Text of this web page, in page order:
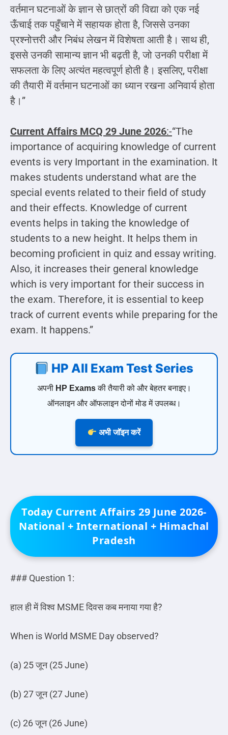
वर्तमान घटनाओं के ज्ञान से छात्रों की विद्या को एक नई
ऊँचाई तक पहुँचाने में सहायक होता है, जिससे उनका
प्रश्नोत्तरी और निबंध लेखन में विशेषता आती है। साथ ही,
इससे उनकी सामान्य ज्ञान भी बढ़ती है, जो उनकी परीक्षा में
सफलता के लिए अत्यंत महत्वपूर्ण होती है। इसलिए, परीक्षा
की तैयारी में वर्तमान घटनाओं का ध्यान रखना अनिवार्य होता
है।”
Current Affairs MCQ 29 June 2026:-“The
importance of acquiring knowledge of current
events is very Important in the examination. It
makes students understand what are the
special events related to their field of study
and their effects. Knowledge of current
events helps in taking the knowledge of
students to a new height. It helps them in
becoming proficient in quiz and essay writing.
Also, it increases their general knowledge
which is very important for their success in
the exam. Therefore, it is essential to keep
track of current events while preparing for the
exam. It happens.”
HP All Exam Test Series
अपनी HP Examsकी तैयारी को और बेहतर बनाइए।
ऑनलाइन और ऑफलाइन दोनों मोड में उपलब्ध।
अभी जॉइन करें
Today Current Affairs 29 June 2026-
National + International + Himachal
Pradesh
### Question 1:
हाल ही में विश्व MSMEदिवस कब मनाया गया है?
When is World MSME Day observed?
(a) 25जून(25 June)
(b) 27जून(27 June)
(c) 26जून(26 June)